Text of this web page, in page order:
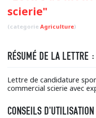
scierie"
(categorie Agriculture)
RÉSUMÉ DE LA LETTRE :
Lettre de candidature
commercial scierie avec
CONSEILS